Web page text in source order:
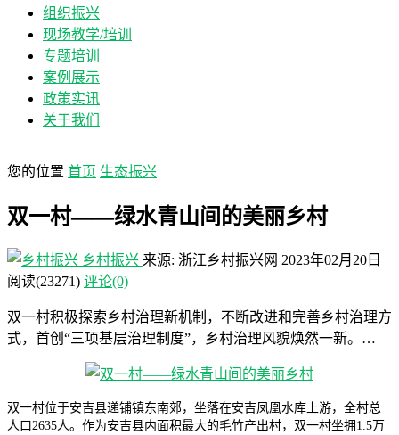
组织振兴
现场教学/培训
专题培训
案例展示
政策实讯
关于我们
您的位置 首页 生态振兴
双一村——绿水青山间的美丽乡村
乡村振兴 来源: 浙江乡村振兴网 2023年02月20日
阅读(23271) 评论(0)
双一村积极探索乡村治理新机制，不断改进和完善乡村治理方
式，首创“三项基层治理制度”，乡村治理风貌焕然一新。…
双一村位于安吉县递铺镇东南郊，坐落在安吉凤凰水库上游，全村总
人口2635人。作为安吉县内面积最大的毛竹产出村，双一村坐拥1.5万